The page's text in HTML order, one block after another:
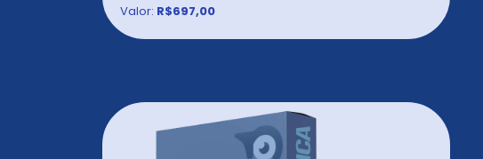
Valor: R$697,00